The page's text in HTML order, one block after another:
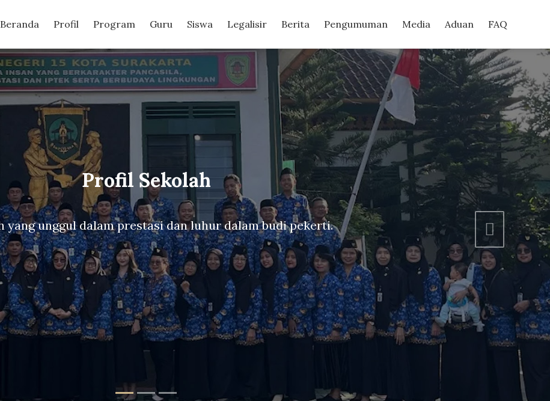
Beranda Profil Program Guru Siswa Legalisir Berita Pengumuman Media Aduan FAQ
Program Sekolah
Mewujudkan visi melalui misi, program dan organisasi berkualitas.
Next